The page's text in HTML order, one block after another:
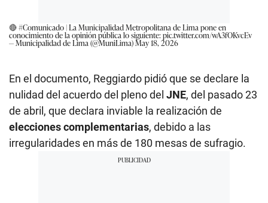
🔴#Comunicado | La Municipalidad Metropolitana de Lima pone en
conocimiento de la opinión pública lo siguiente:pic.twitter.com/wA3fOKvcEv
— Municipalidad de Lima (@MuniLima)May 18, 2026
En el documento, Reggiardo pidió que se declare la
nulidad del acuerdo del pleno del JNE, del pasado 23
de abril, que declara inviable la realización de
elecciones complementarias, debido a las
irregularidades en más de 180 mesas de sufragio.